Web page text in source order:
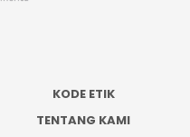
KODE ETIK
TENTANG KAMI